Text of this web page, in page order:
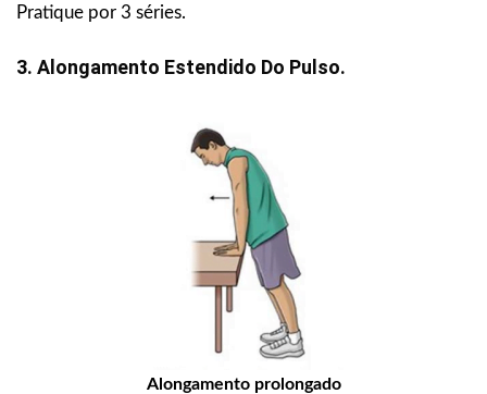
Pratique por 3 séries.
3. Alongamento Estendido Do Pulso.
Alongamento prolongado